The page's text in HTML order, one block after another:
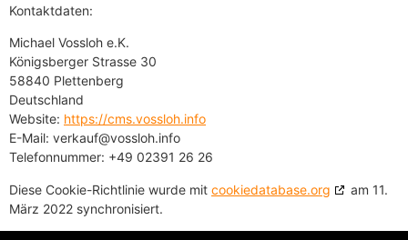
Kontaktdaten:
Michael Vossloh e.K.
Königsberger Strasse 30
58840 Plettenberg
Deutschland
Website: https://cms.vossloh.info
E-Mail: verkauf@vossloh.info
Telefonnummer: +49 02391 26 26
Diese Cookie-Richtlinie wurde mit cookiedatabase.org
am 11.
März 2022 synchronisiert.